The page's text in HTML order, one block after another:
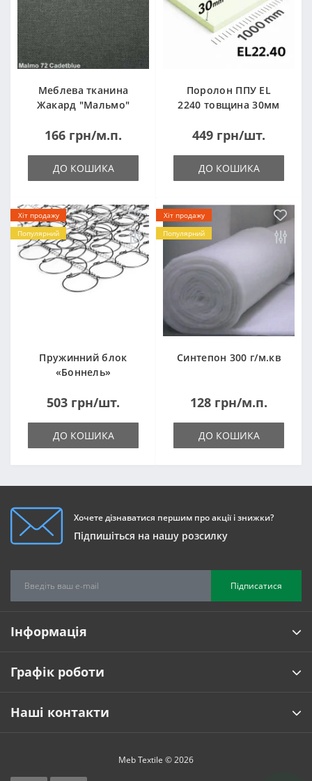
Меблева тканина
Жакард "Мальмо"
166 грн/м.п.
ДО КОШИКА
Поролон ППУ EL
2240 товщина 30мм
(1000x2000мм)
449 грн/шт.
ДО КОШИКА
Хіт продажу
Популярний
Пружинний блок
«Боннель»
503 грн/шт.
ДО КОШИКА
Хіт продажу
Популярний
Синтепон 300 г/м.кв
128 грн/м.п.
ДО КОШИКА
Хочете дізнаватися першим про акції і знижки?
Підпишіться на нашу розсилку
Підписатися
Інформація
Графік роботи
Наші контакти
Meb Textile © 2026